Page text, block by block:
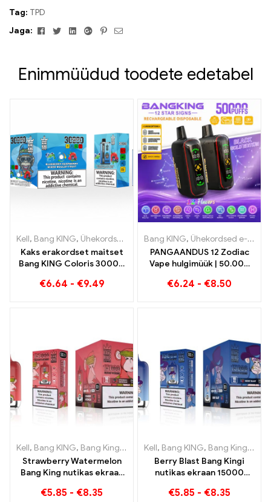
Tag: TPD
Jaga:
FacebookTwitterLinkedinGoogle+Pinterest
Meil
Enimmüüdud toodete edetabel
Kell, Bang KING, Ühekordsed e-sigaretid Leedu ,Ühekordsed e-
Kaks erakordset maitset
Bang KING Coloris 30000
vaarika segatud ja
€6.64 - €9.49
Bang KING, Ühekordsed e-sigaretid
PANGAANDUS 12 Zodiac
Vape hulgimüük | 50.000
€6.24 - €8.50
Kell, Bang KING, Bang Kingi nutikas ekraan 15000 Puff ,
Strawberry Watermelon
Bang King nutikas ekraan
puuviljade lõõgastavat
€5.85 - €8.35
Kell, Bang KING, Bang Kingi nutikas ekraan 15000 Puff
Berry Blast Bang Kingi
nutikas ekraan 15000
ühekordset e-sigaretti
€5.85 - €8.35